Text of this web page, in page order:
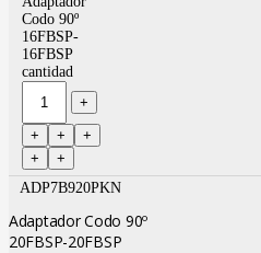
Codo 90º
16FBSP-
16FBSP
cantidad
ADP7B920PKN
Adaptador Codo 90º
20FBSP-20FBSP